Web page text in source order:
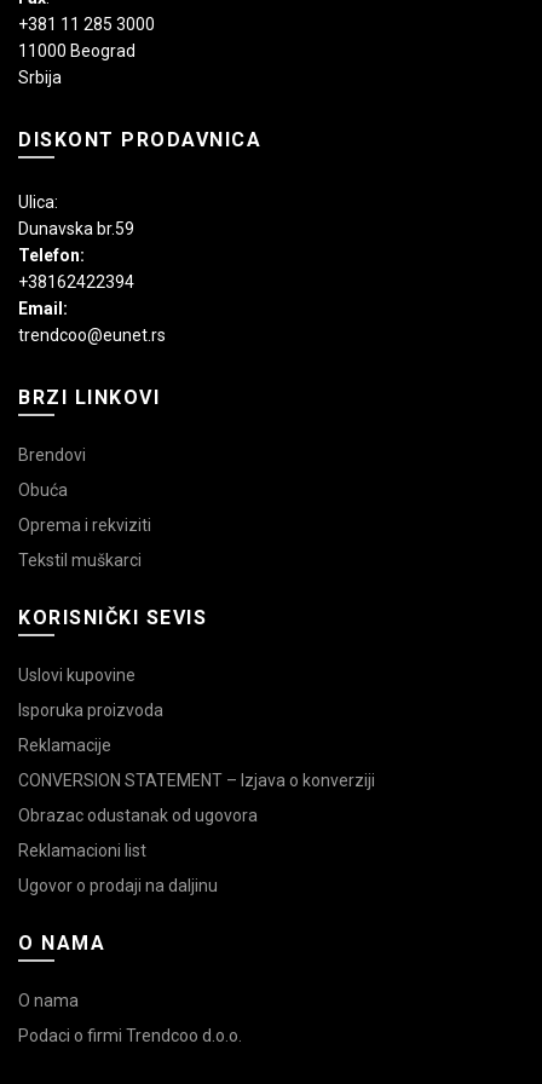
+381 11 285 3000
11000 Beograd
Srbija
DISKONT PRODAVNICA
Ulica:
Dunavska br.59
Telefon:
+38162422394
Email:
trendcoo@eunet.rs
BRZI LINKOVI
Brendovi
Obuća
Oprema i rekviziti
Tekstil muškarci
KORISNIČKI SEVIS
Uslovi kupovine
Isporuka proizvoda
Reklamacije
CONVERSION STATEMENT – Izjava o konverziji
Obrazac odustanak od ugovora
Reklamacioni list
Ugovor o prodaji na daljinu
O NAMA
O nama
Podaci o firmi Trendcoo d.o.o.